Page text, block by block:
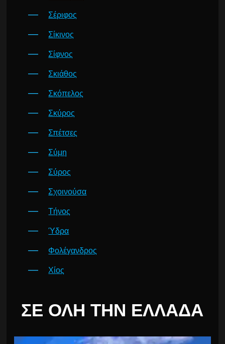
Σέριφος
Σίκινος
Σίφνος
Σκιάθος
Σκόπελος
Σκύρος
Σπέτσες
Σύμη
Σύρος
Σχοινούσα
Τήνος
Ύδρα
Φολέγανδρος
Χίος
ΣΕ ΌΛΗ ΤΗΝ ΕΛΛΆΔΑ